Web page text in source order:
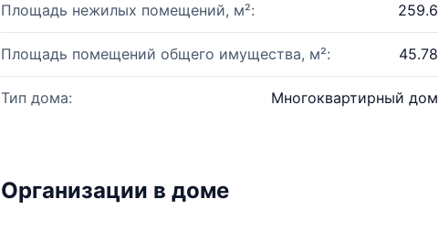
Площадь нежилых помещений, м²: 259.6
Площадь помещений общего имущества, м²: 45.78
Тип дома: Многоквартирный дом
Организации в доме